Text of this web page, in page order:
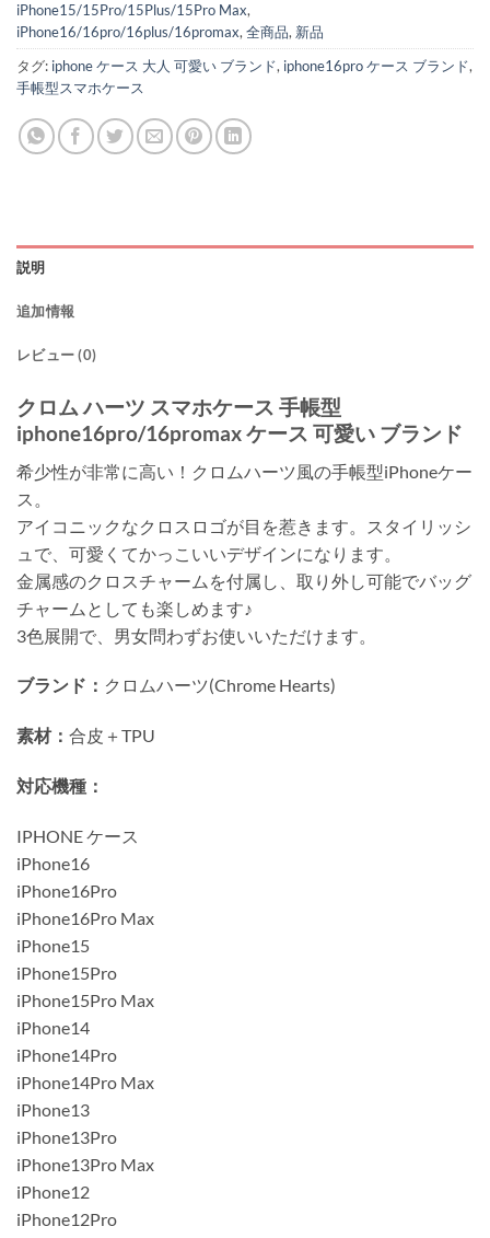
iPhone15/15Pro/15Plus/15Pro Max,
iPhone16/16pro/16plus/16promax, 全商品, 新品
タグ: iphone ケース 大人 可愛い ブランド, iphone16pro ケース ブランド,
手帳型スマホケース
説明
追加情報
レビュー (0)
クロム ハーツ スマホケース 手帳型
iphone16pro/16promax ケース 可愛い ブランド
希少性が非常に高い！クロムハーツ風の手帳型iPhoneケー
ス。
アイコニックなクロスロゴが目を惹きます。スタイリッシ
ュで、可愛くてかっこいいデザインになります。
金属感のクロスチャームを付属し、取り外し可能でバッグ
チャームとしても楽しめます♪
3色展開で、男女問わずお使いいただけます。
ブランド： クロムハーツ(Chrome Hearts)
素材： 合皮＋TPU
対応機種：
IPHONE ケース
iPhone16
iPhone16Pro
iPhone16Pro Max
iPhone15
iPhone15Pro
iPhone15Pro Max
iPhone14
iPhone14Pro
iPhone14Pro Max
iPhone13
iPhone13Pro
iPhone13Pro Max
iPhone12
iPhone12Pro